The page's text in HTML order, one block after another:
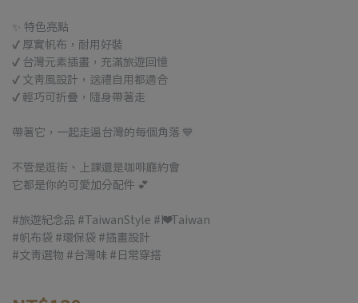
✨ 特色亮點
✔ 厚實帆布，耐用好裝
✔ 台灣元素插畫，充滿旅遊回憶
✔ 文青風設計，送禮自用都適合
✔ 輕巧可折疊，隨身帶著走
帶著它，一起走遍台灣的每個角落 💙
不管是逛街、上課還是咖啡廳約會
它都是你的可愛加分配件 💕
#旅遊紀念品 #TaiwanStyle #I❤️Taiwan
#帆布袋 #環保袋 #插畫設計
#文青選物 #台灣味 #日常穿搭